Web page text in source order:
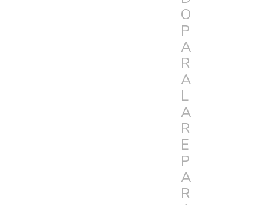
O
P
A
R
A
L
A
R
E
P
A
R